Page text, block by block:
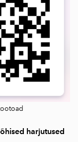
harjutused